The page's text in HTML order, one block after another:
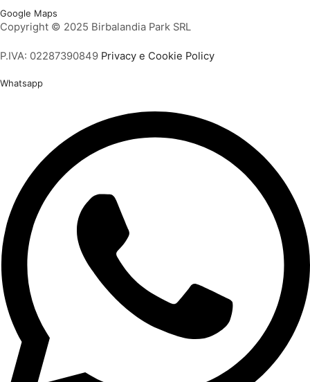
Facebook
Twitter
Google Maps
Copyright © 2025 Birbalandia Park SRL
P.IVA: 02287390849 Privacy e Cookie Policy
Whatsapp